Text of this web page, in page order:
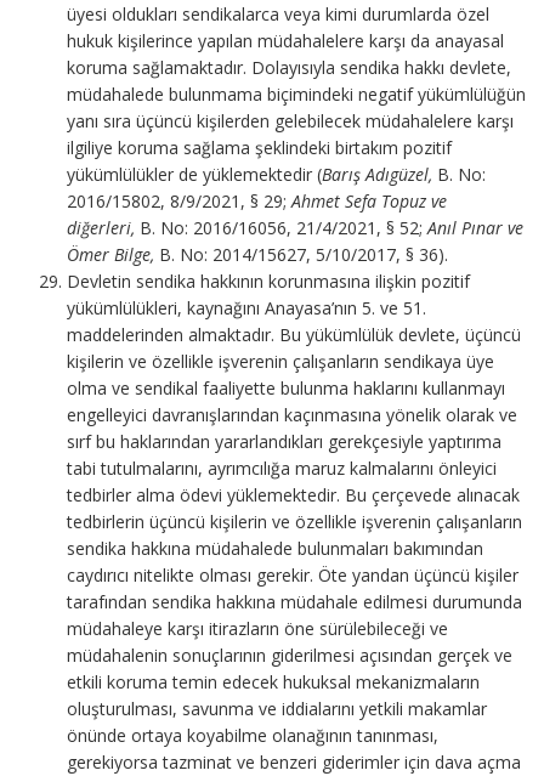
üyesi oldukları sendikalarca veya kimi durumlarda özel
hukuk kişilerince yapılan müdahalelere karşı da anayasal
koruma sağlamaktadır. Dolayısıyla sendika hakkı devlete,
müdahalede bulunmama biçimindeki negatif yükümlülüğün
yanı sıra üçüncü kişilerden gelebilecek müdahalelere karşı
ilgiliye koruma sağlama şeklindeki birtakım pozitif
yükümlülükler de yüklemektedir (Barış Adıgüzel, B. No:
2016/15802, 8/9/2021, § 29;Ahmet Sefa Topuz ve
diğerleri, B. No: 2016/16056, 21/4/2021, § 52;Anıl Pınar ve
Ömer Bilge, B. No: 2014/15627, 5/10/2017, § 36).
Devletin sendika hakkının korunmasına ilişkin pozitif
yükümlülükleri, kaynağını Anayasa’nın 5. ve 51.
maddelerinden almaktadır. Bu yükümlülük devlete, üçüncü
kişilerin ve özellikle işverenin çalışanların sendikaya üye
olma ve sendikal faaliyette bulunma haklarını kullanmayı
engelleyici davranışlarından kaçınmasına yönelik olarak ve
sırf bu haklarından yararlandıkları gerekçesiyle yaptırıma
tabi tutulmalarını, ayrımcılığa maruz kalmalarını önleyici
tedbirler alma ödevi yüklemektedir. Bu çerçevede alınacak
tedbirlerin üçüncü kişilerin ve özellikle işverenin çalışanların
sendika hakkına müdahalede bulunmaları bakımından
caydırıcı nitelikte olması gerekir. Öte yandan üçüncü kişiler
tarafından sendika hakkına müdahale edilmesi durumunda
müdahaleye karşı itirazların öne sürülebileceği ve
müdahalenin sonuçlarının giderilmesi açısından gerçek ve
etkili koruma temin edecek hukuksal mekanizmaların
oluşturulması, savunma ve iddialarını yetkili makamlar
önünde ortaya koyabilme olanağının tanınması,
gerekiyorsa tazminat ve benzeri giderimler için dava açma